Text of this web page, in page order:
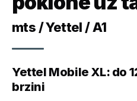
mts / Yettel / A1
Yettel Mobile XL: do
brzini